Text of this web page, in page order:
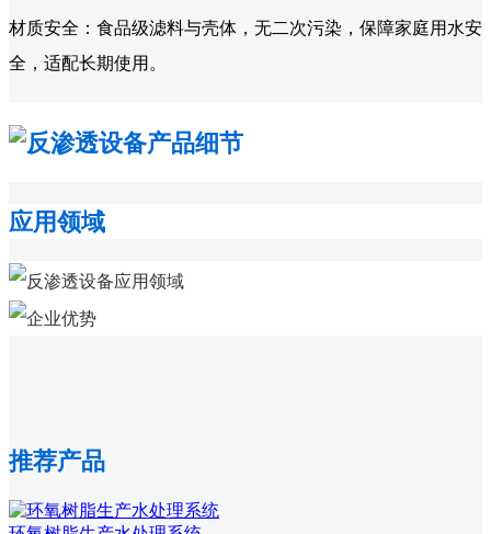
材质安全：食品级滤料与壳体，无二次污染，保障家庭用水安
全，适配长期使用。
应用领域
推荐产品